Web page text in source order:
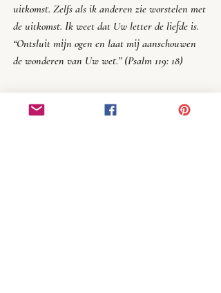
uitkomst. Zelfs als ik anderen zie worstelen met
de uitkomst. Ik weet dat Uw letter de liefde is.
“Ontsluit mijn ogen en laat mij aanschouwen
de wonderen van Uw wet.” (Psalm 119: 18)